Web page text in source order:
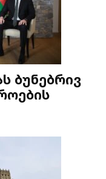
ბუნებრივ